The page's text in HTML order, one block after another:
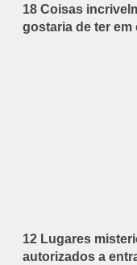
18 Coisas
gostaria de ter em
12 Lugares
autorizados a